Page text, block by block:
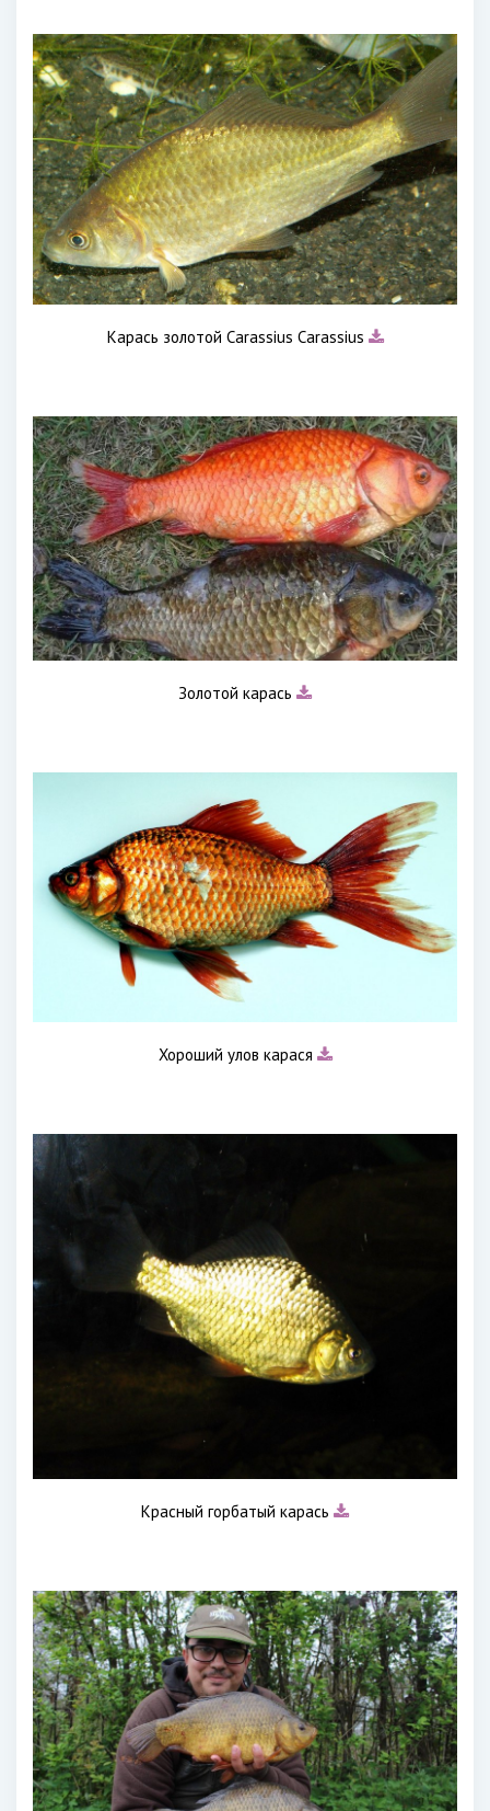
Карась золотой Carassius Carassius
Золотой карась
Хороший улов карася
Красный горбатый карась